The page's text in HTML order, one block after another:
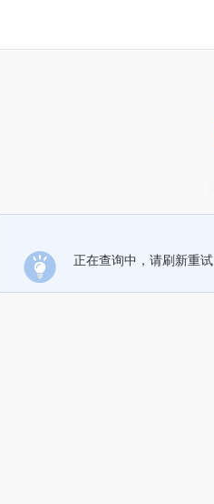
正在查询中，请刷新重试